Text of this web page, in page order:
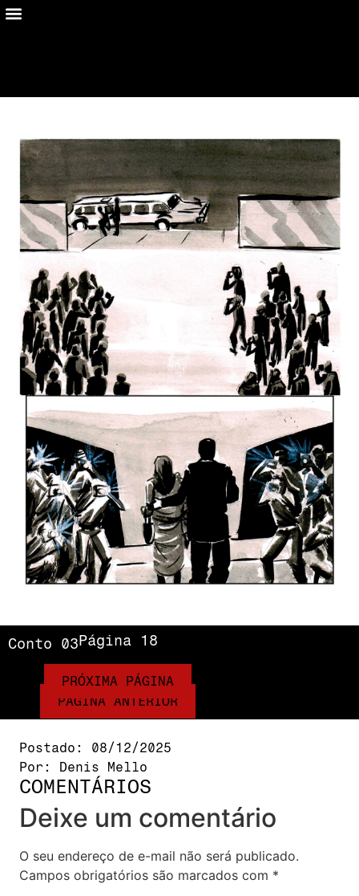
Conto 03Página 18
PÁGINA ANTERIOR
PRÓXIMA PÁGINA
Postado:
08/12/2025
Por:
Denis Mello
COMENTÁRIOS
Deixe um comentário
O seu endereço de e-mail não será publicado.
Campos obrigatórios são marcados com *